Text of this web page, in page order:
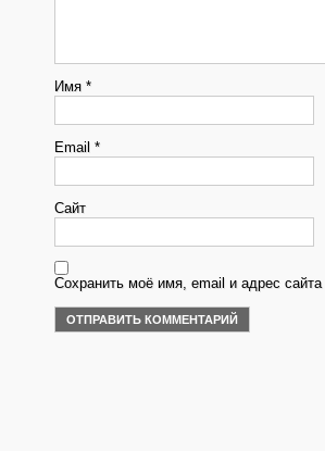
Имя *
Email *
Сайт
Сохранить моё имя, email и адрес